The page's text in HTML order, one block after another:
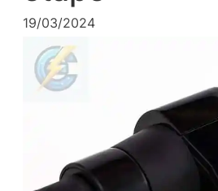
19/03/2024